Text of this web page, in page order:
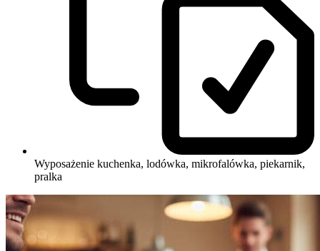
Wyposażenie kuchenka, lodówka, mikrofalówka, piekarnik,
pralka